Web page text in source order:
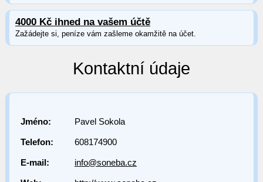
4000 Kč ihned na vašem účtě
Zažádejte si, peníze vám zašleme okamžitě na účet.
Kontaktní údaje
Jméno: Pavel Sokola
Telefon: 608174900
E-mail: info@soneba.cz